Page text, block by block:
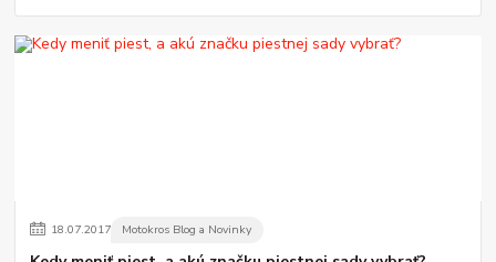
18.07.2017 Motokros Blog a Novinky